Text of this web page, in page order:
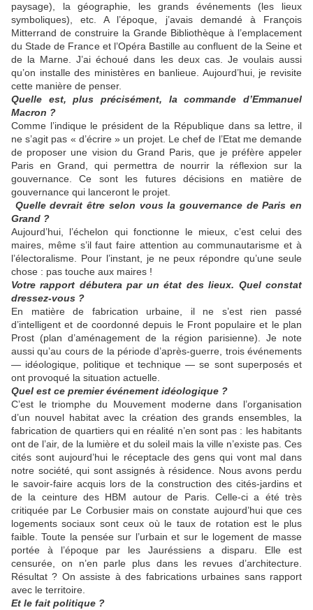
paysage), la géographie, les grands événements (les lieux
symboliques), etc. A l’époque, j’avais demandé à François
Mitterrand de construire la Grande Bibliothèque à l’emplacement
du Stade de France et l’Opéra Bastille au confluent de la Seine et
de la Marne. J’ai échoué dans les deux cas. Je voulais aussi
qu’on installe des ministères en banlieue. Aujourd’hui, je revisite
cette manière de penser.
Quelle est, plus précisément, la commande d’Emmanuel
Macron ?
Comme l’indique le président de la République dans sa lettre, il
ne s’agit pas « d’écrire » un projet. Le chef de l’Etat me demande
de proposer une vision du Grand Paris, que je préfère appeler
Paris en Grand, qui permettra de nourrir la réflexion sur la
gouvernance. Ce sont les futures décisions en matière de
gouvernance qui lanceront le projet.
Quelle devrait être selon vous la gouvernance de Paris en
Grand ?
Aujourd’hui, l’échelon qui fonctionne le mieux, c’est celui des
maires, même s’il faut faire attention au communautarisme et à
l’électoralisme. Pour l’instant, je ne peux répondre qu’une seule
chose : pas touche aux maires !
Votre rapport débutera par un état des lieux. Quel constat
dressez-vous ?
En matière de fabrication urbaine, il ne s’est rien passé
d’intelligent et de coordonné depuis le Front populaire et le plan
Prost (plan d’aménagement de la région parisienne). Je note
aussi qu’au cours de la période d’après-guerre, trois événements
— idéologique, politique et technique — se sont superposés et
ont provoqué la situation actuelle.
Quel est ce premier événement idéologique ?
C’est le triomphe du Mouvement moderne dans l’organisation
d’un nouvel habitat avec la création des grands ensembles, la
fabrication de quartiers qui en réalité n’en sont pas : les habitants
ont de l’air, de la lumière et du soleil mais la ville n’existe pas. Ces
cités sont aujourd’hui le réceptacle des gens qui vont mal dans
notre société, qui sont assignés à résidence. Nous avons perdu
le savoir-faire acquis lors de la construction des cités-jardins et
de la ceinture des HBM autour de Paris. Celle-ci a été très
critiquée par Le Corbusier mais on constate aujourd’hui que ces
logements sociaux sont ceux où le taux de rotation est le plus
faible. Toute la pensée sur l’urbain et sur le logement de masse
portée à l’époque par les Jauréssiens a disparu. Elle est
censurée, on n’en parle plus dans les revues d’architecture.
Résultat ? On assiste à des fabrications urbaines sans rapport
avec le territoire.
Et le fait politique ?